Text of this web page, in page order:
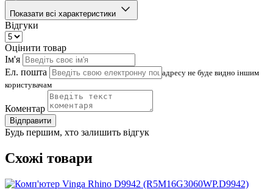
Показати всі характеристики
Відгуки
Оцінити товар
Ім'я
Ел. пошта
адресу не буде видно іншим
користувачам
Коментар
Відправити
Будь першим, хто залишить відгук
Схожі товари